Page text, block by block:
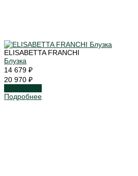
ELISABETTA FRANCHI
Блузка
14 679 ₽
20 970 ₽
Подробнее